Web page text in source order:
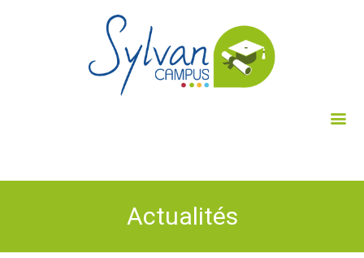
Actualités